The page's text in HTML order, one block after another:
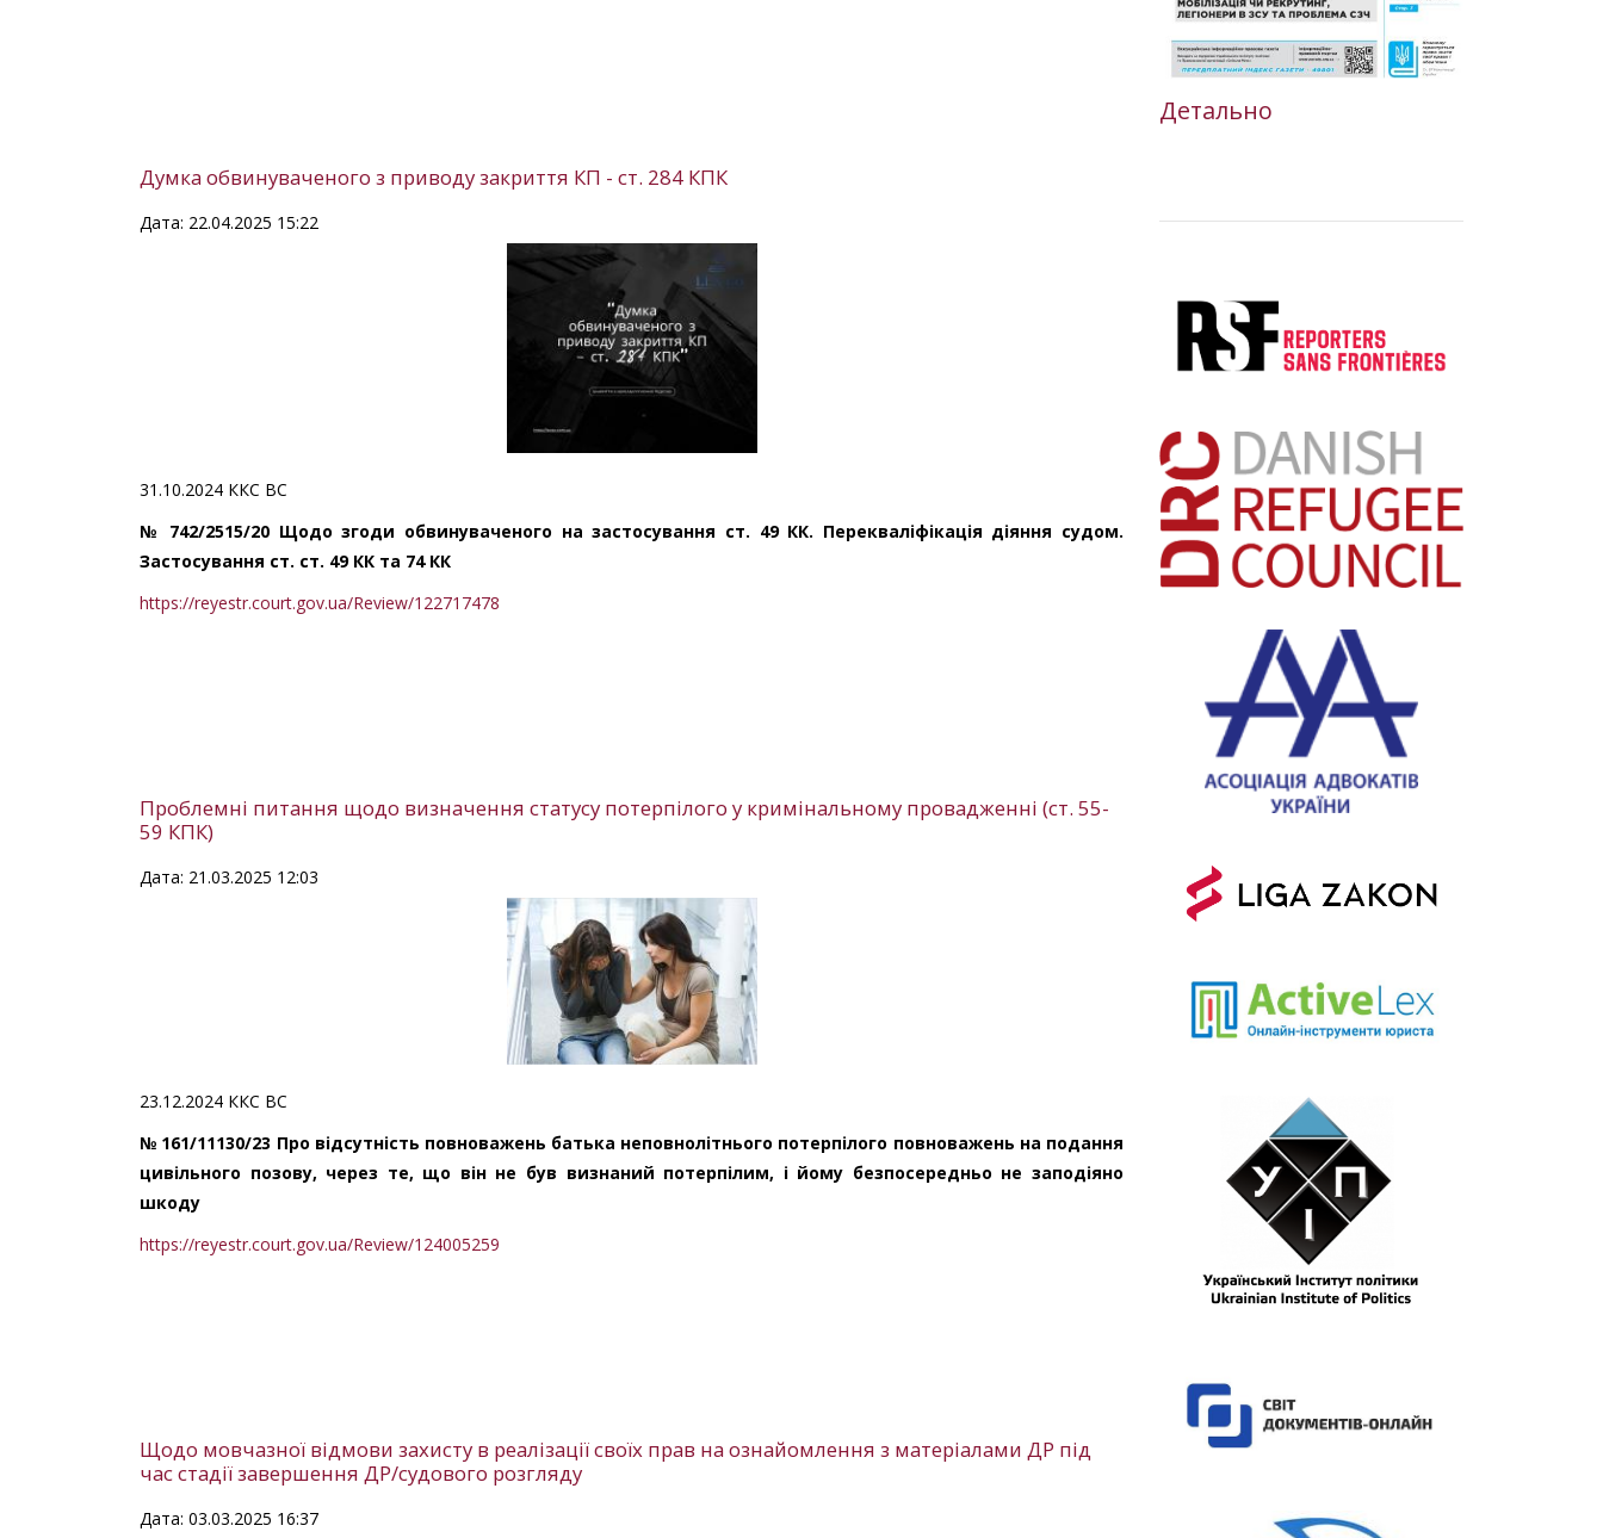
Думка обвинуваченого з приводу закриття КП - ст. 284 КПК
Дата: 22.04.2025 15:22
31.10.2024 ККС ВС
№ 742/2515/20 Щодо згоди обвинуваченого на застосування ст. 49 КК. Перекваліфікація діяння судом.
Застосування ст. ст. 49 КК та 74 КК
https://reyestr.court.gov.ua/Review/122717478
Проблемні питання щодо визначення статусу потерпілого у кримінальному провадженні (ст. 55-
59 КПК)
Дата: 21.03.2025 12:03
23.12.2024 ККС ВС
№ 161/11130/23 Про відсутність повноважень батька неповнолітнього потерпілого повноважень на подання
цивільного позову, через те, що він не був визнаний потерпілим, і йому безпосередньо не заподіяно
шкоду
https://reyestr.court.gov.ua/Review/124005259
Щодо мовчазної відмови захисту в реалізації своїх прав на ознайомлення з матеріалами ДР під
час стадії завершення ДР/судового розгляду
Дата: 03.03.2025 16:37
Детально